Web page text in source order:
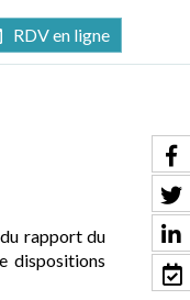
RDV en ligne
rapport du
dispositions